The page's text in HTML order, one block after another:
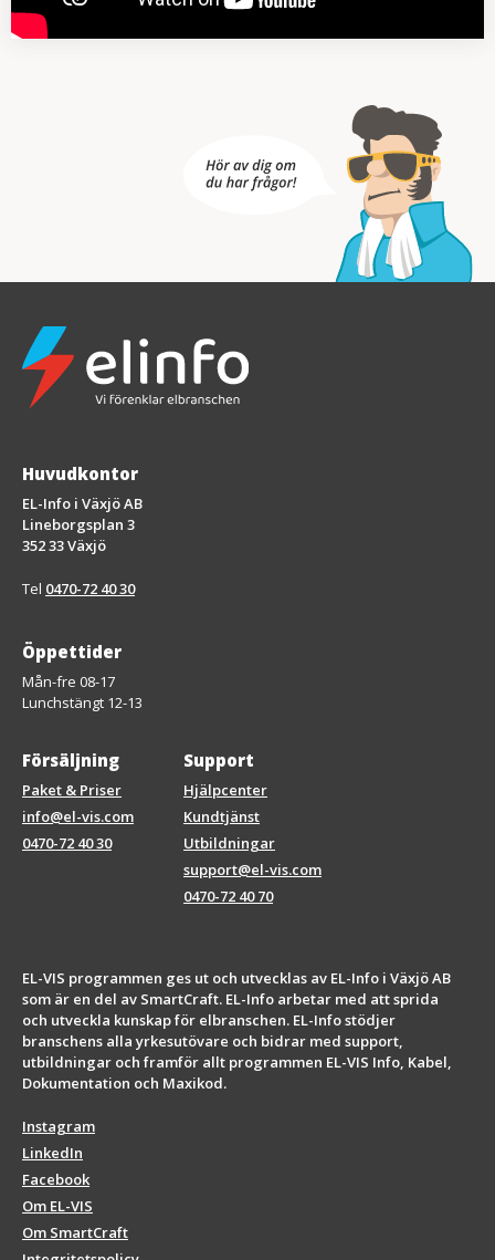
Huvudkontor
EL-Info i Växjö AB
Lineborgsplan 3
352 33 Växjö
Tel 0470-72 40 30
Försäljning
Paket & Priser
info@el-vis.com
0470-72 40 30
Support
Hjälpcenter
Kundtjänst
Utbildningar
support@el-vis.com
0470-72 40 70
Öppettider
Mån-fre 08-17
Lunchstängt 12-13
EL-VIS programmen ges ut och utvecklas av EL-Info i Växjö AB
som är en del av SmartCraft. EL-Info arbetar med att sprida
och utveckla kunskap för elbranschen. EL-Info stödjer
branschens alla yrkesutövare och bidrar med support,
utbildningar och framför allt programmen EL-VIS Info, Kabel,
Dokumentation och Maxikod.
Instagram
LinkedIn
Facebook
Om EL-VIS
Om SmartCraft